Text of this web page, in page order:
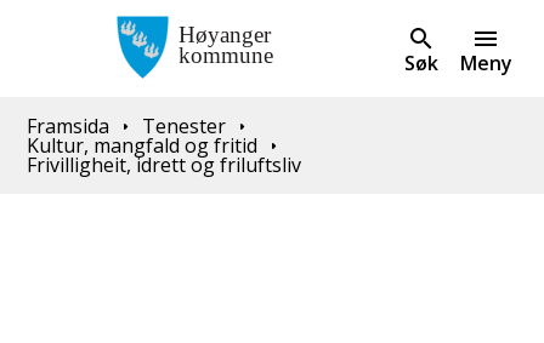
Søk Meny
Du er her:
Framsida Tenester
Kultur, mangfald og fritid
Frivilligheit, idrett og friluftsliv